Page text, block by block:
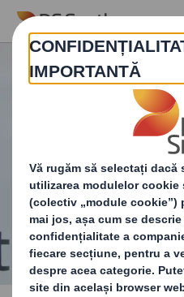
Skip to main content